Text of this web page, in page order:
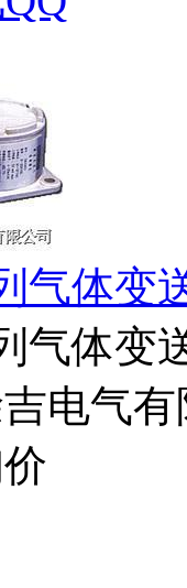
气体变
气体变
吉电气